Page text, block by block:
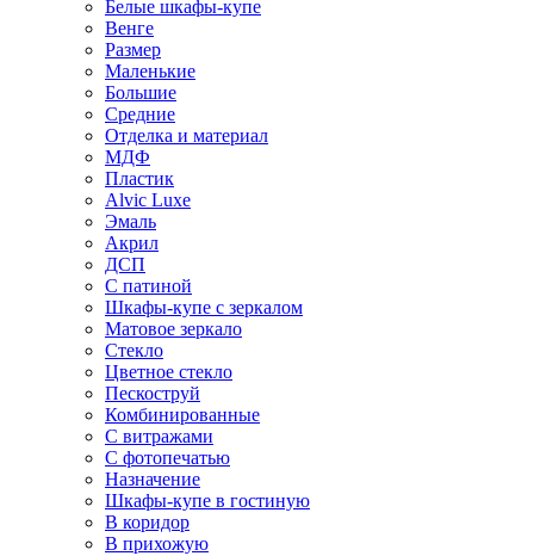
Белые шкафы-купе
Венге
Размер
Маленькие
Большие
Средние
Отделка и материал
МДФ
Пластик
Alvic Luxe
Эмаль
Акрил
ДСП
С патиной
Шкафы-купе с зеркалом
Матовое зеркало
Стекло
Цветное стекло
Пескоструй
Комбинированные
С витражами
С фотопечатью
Назначение
Шкафы-купе в гостиную
В коридор
В прихожую